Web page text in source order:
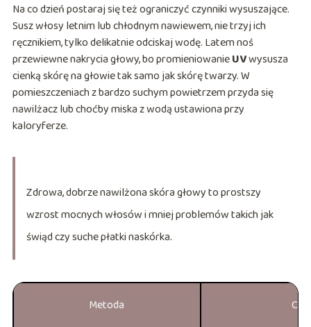
Na co dzień postaraj się też ograniczyć czynniki wysuszające.
Susz włosy letnim lub chłodnym nawiewem, nie trzyj ich
ręcznikiem, tylko delikatnie odciskaj wodę. Latem noś
przewiewne nakrycia głowy, bo promieniowanieUVwysusza
cienką skórę na głowie tak samo jak skórę twarzy. W
pomieszczeniach z bardzo suchym powietrzem przyda się
nawilżacz lub choćby miska z wodą ustawiona przy
kaloryferze.
Zdrowa, dobrze nawilżona skóra głowy to prostszy
wzrost mocnych włosów i mniej problemów takich jak
świąd czy suche płatki naskórka.
Metoda Co